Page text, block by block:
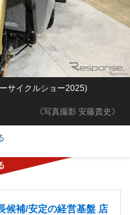
《写真撮影 安藤貴史》
サイクルショー2025)
候補/安定の経営基盤 店